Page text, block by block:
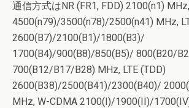
通信方式はNR (FR1, FDD) 2100(n1)
4500(n79)/3500(n78)/2500(n41) MHz,
2600(B7)/2100(B1)/1800(B3)/
1700(B4)/900(B8)/850(B5)/ 800(B20/
700(B12/B17/B28) MHz, LTE (TDD)
2600(B38)/2500(B41)/2300(B40)/
MHz, W-CDMA 2100(I)/1900(II)/